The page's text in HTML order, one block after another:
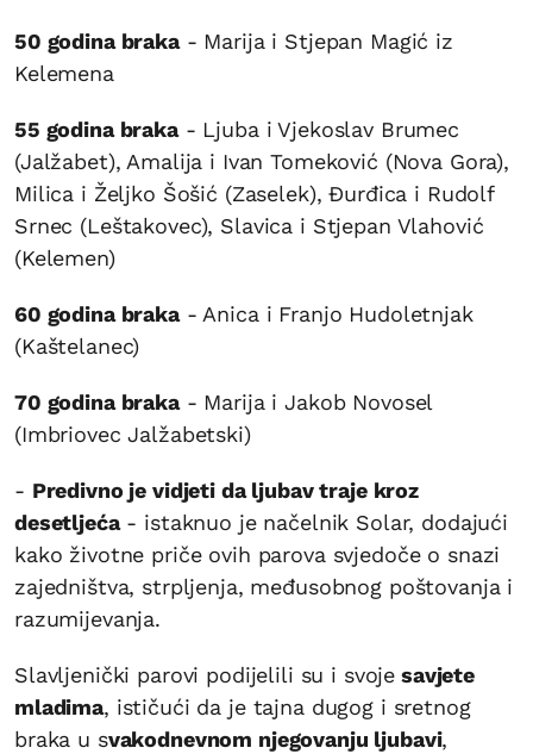
50 godina braka- Marija i Stjepan Magić iz
Kelemena
55 godina braka- Ljuba i Vjekoslav Brumec
(Jalžabet), Amalija i Ivan Tomeković (Nova Gora),
Milica i Željko Šošić (Zaselek), Đurđica i Rudolf
Srnec (Leštakovec), Slavica i Stjepan Vlahović
(Kelemen)
60 godina braka- Anica i Franjo Hudoletnjak
(Kaštelanec)
70 godina braka- Marija i Jakob Novosel
(Imbriovec Jalžabetski)
- Predivno je vidjeti da ljubav traje kroz
desetljeća- istaknuo je načelnik Solar, dodajući
kako životne priče ovih parova svjedoče o snazi
zajedništva, strpljenja, međusobnog poštovanja i
razumijevanja.
Slavljenički parovi podijelili su i svoje savjete
mladima, ističući da je tajna dugog i sretnog
braka u svakodnevnom njegovanju ljubavi,